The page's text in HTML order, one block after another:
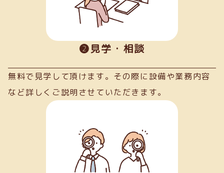
➋見学・相談
無料で見学して頂けます。その際に設備や業務内容
など詳しくご説明させていただきます。